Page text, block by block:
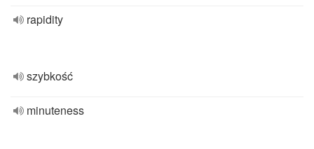
rapidity
szybkość
minuteness